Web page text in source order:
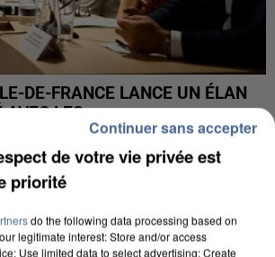
DE-FRANCE LANCE UN ÉLAN
AVEC LES...
de votre vie privée est
priorité
do the following data processing based on
legitimate interest: Store and/or access
Use limited data to select advertising; Create
Continuer sans accepter